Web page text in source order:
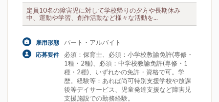
定員10名の障害児に対して学校帰りの夕方や長期休み
中、運動や学習、創作活動など様々な活動を...
雇用形態 パート・アルバイト
応募要件
必須：保育士、必須：小学校教諭免許(専修・
1種・2種)、必須：中学校教諭免許(専修・1
種・2種)、いずれかの免許・資格で可。学
歴。経験等：あれば尚可特別支援学校や放課
後等デイサービス、児童発達支援など障害児
支援施設での勤務経験。